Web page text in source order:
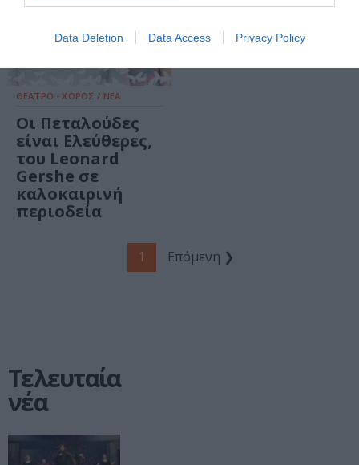
Data Deletion Data Access Privacy Policy
ΘΕΑΤΡΟ - ΧΟΡΟΣ / ΝΕΑ
Οι Πεταλούδες
είναι Ελεύθερες,
του Leonard
Gershe σε
καλοκαιρινή
περιοδεία
demand
streaming
1 Επόμενη ❯
Τελευταία
νέα